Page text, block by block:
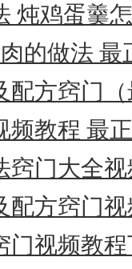
炖鸡蛋羹
的做法
配方窍门
频教程 最
窍门大全
配方窍门
门视频教